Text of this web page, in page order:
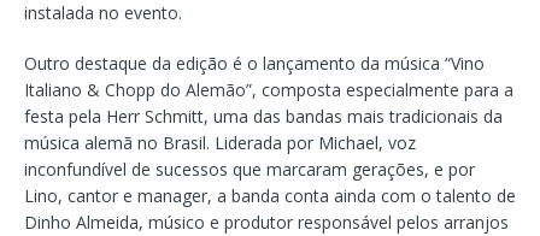
instalada no evento.
Outro destaque da edição é o lançamento da música “Vino
Italiano & Chopp do Alemão”, composta especialmente para a
festa pela Herr Schmitt, uma das bandas mais tradicionais da
música alemã no Brasil. Liderada por Michael, voz
inconfundível de sucessos que marcaram gerações, e por
Lino, cantor e manager, a banda conta ainda com o talento de
Dinho Almeida, músico e produtor responsável pelos arranjos